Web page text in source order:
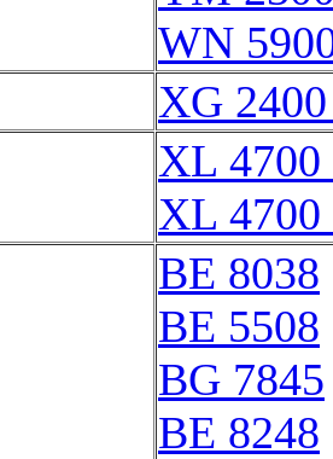
WN
XG
XL
XL
BE 8038
BE 5508
BG 7845
BE 8248